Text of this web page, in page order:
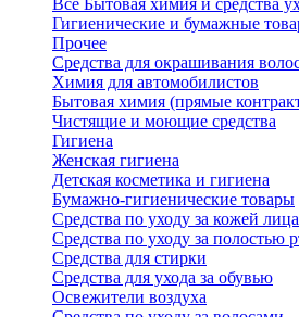
Все Бытовая химия и средства
Гигиенические и бумажные
Прочее
Средства для окрашивания
Химия для автомобилистов
Бытовая химия (прямые
Чистящие и моющие средства
Гигиена
Женская гигиена
Детская косметика и гигиена
Бумажно-гигиенические товары
Средства по уходу за кожей
Средства по уходу за полостью
Средства для стирки
Средства для ухода за обувью
Освежители воздуха